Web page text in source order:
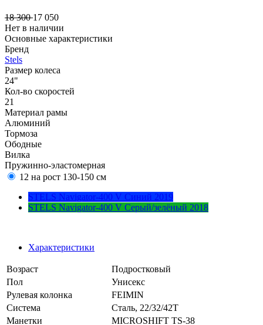
18 30017 050
Нет в наличии
Основные характеристики
Бренд
Stels
Размер колеса
24"
Кол-во скоростей
21
Материал рамы
Алюминий
Тормоза
Ободные
Вилка
Пружинно-эластомерная
12 на рост 130-150 см
STELS Navigator-400 V Синий 2019
STELS Navigator-400 V Серый/зелёный 2018
Характеристики
Возраст
Подростковый
Пол
Унисекс
Рулевая колонка
FEIMIN
Система
Сталь, 22/32/42T
Манетки
MICROSHIFT TS-38